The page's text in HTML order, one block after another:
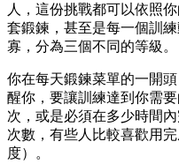
人，這份挑戰都可以依照
套鍛鍊，甚至是每一個訓
寡，分為三個不同的等級。
你在每天鍛鍊菜單的一開
醒你，要讓訓練達到你需
次，或是必須在多少時間
次數，有些人比較喜歡用
度）。